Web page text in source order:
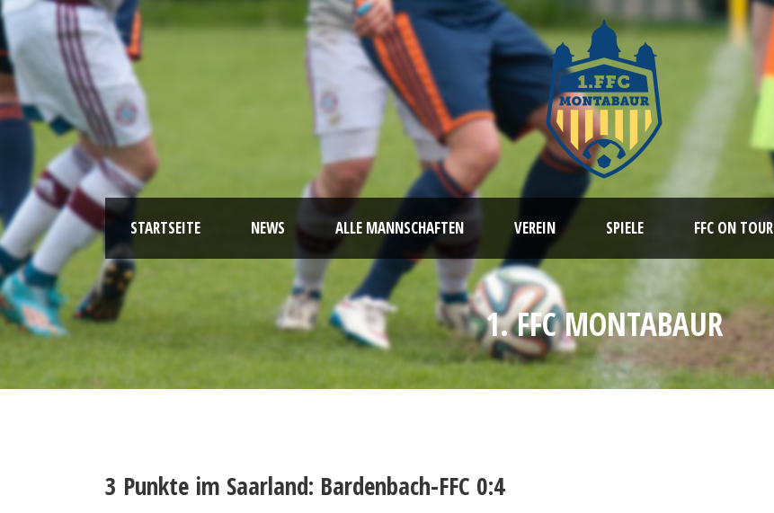
STARTSEITE NEWS ALLE MANNSCHAFTEN VEREIN SPIELE FFC ON TOUR
1. FFC MONTABAUR
3 Punkte im Saarland: Bardenbach-FFC 0:4